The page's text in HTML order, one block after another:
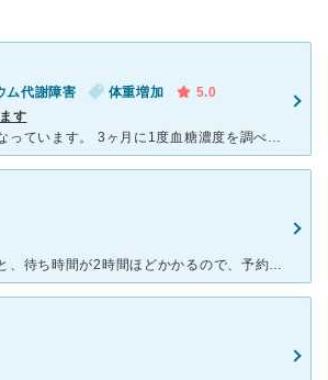
ム代謝障害 体重増加
5.0
す
父がいつもお世話になっています。 3ヶ月に1度血糖濃度を調べて薬を調整するため通院しています。 先生はいつも話を最後まで聞いて下さり、生活習慣などの指摘を頂いています。 体重は増加せずキ
予約をとらずに行くと、待ち時間が2時間ほどかかるので、予約を取って来院するのがおすすめです。 診察の前に、血圧などの測定を行うのですが看護師の方は優しく接してくれました。 内科に受診し、今飲んでい